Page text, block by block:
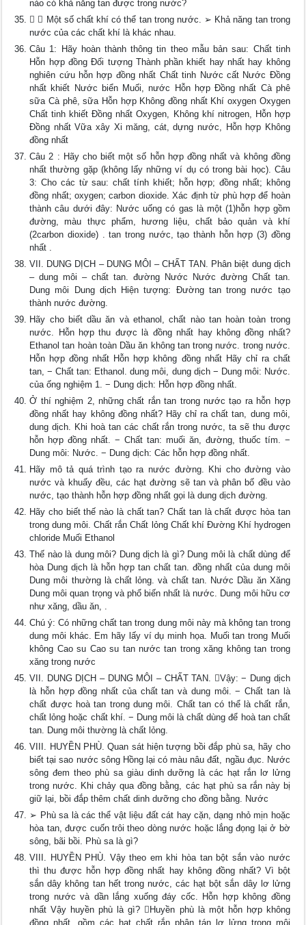
nào có khả năng tan được trong nước?
 ➢ Một số chất khí có thể tan trong nước. ➢ Khả năng tan trong
nước của các chất khí là khác nhau.
Câu 1: Hãy hoàn thành thông tin theo mẫu bản sau: Chất tinh
Hỗn hợp đồng Đối tượng Thành phần khiết hay nhất hay không
nghiên cứu hỗn hợp đồng nhất Chất tinh Nước cất Nước Đồng
nhất khiết Nước biển Muối, nước Hỗn hợp Đồng nhất Cà phê
sữa Cà phê, sữa Hỗn hợp Không đồng nhất Khí oxygen Oxygen
Chất tinh khiết Đồng nhất Oxygen, Không khí nitrogen, Hỗn hợp
Đồng nhất Vữa xây Xi măng, cát, dựng nước, Hỗn hợp Không
đồng nhất
Câu 2 : Hãy cho biết một số hỗn hợp đồng nhất và không đồng
nhất thường gặp (không lấy những ví dụ có trong bài học). Câu
3: Cho các từ sau: chất tính khiết; hỗn hợp; đồng nhất; không
đồng nhất; oxygen; carbon dioxide. Xác định từ phù hợp để hoàn
thành câu dưới đây: Nước uống có gas là một (1)hỗn hợp gồm
đường, màu thực phẩm, hương liệu, chất bảo quản và khí
(2carbon dioxide) . tan trong nước, tạo thành hỗn hợp (3) đồng
nhất .
VII. DUNG DỊCH – DUNG MÔI – CHẤT TAN. Phân biệt dung dịch
– dung môi – chất tan. đường Nước Nước đường Chất tan.
Dung môi Dung dịch Hiện tượng: Đường tan trong nước tạo
thành nước đường.
Hãy cho biết dầu ăn và ethanol, chất nào tan hoàn toàn trong
nước. Hỗn hợp thu được là đồng nhất hay không đồng nhất?
Ethanol tan hoàn toàn Dầu ăn không tan trong nước. trong nước.
Hỗn hợp đồng nhất Hỗn hợp không đồng nhất Hãy chỉ ra chất
tan, − Chất tan: Ethanol. dung môi, dung dịch − Dung môi: Nước.
của ống nghiệm 1. − Dung dịch: Hỗn hợp đồng nhất.
Ở thí nghiệm 2, những chất rắn tan trong nước tạo ra hỗn hợp
đồng nhất hay không đồng nhất? Hãy chỉ ra chất tan, dung môi,
dung dịch. Khi hoà tan các chất rắn trong nước, ta sẽ thu được
hỗn hợp đồng nhất. − Chất tan: muối ăn, đường, thuốc tím. −
Dung môi: Nước. − Dung dịch: Các hỗn hợp đồng nhất.
Hãy mô tả quá trình tạo ra nước đường. Khi cho đường vào
nước và khuấy đều, các hạt đường sẽ tan và phân bố đều vào
nước, tạo thành hỗn hợp đồng nhất gọi là dung dịch đường.
Hãy cho biết thế nào là chất tan? Chất tan là chất được hòa tan
trong dung môi. Chất rắn Chất lỏng Chất khí Đường Khí hydrogen
chloride Muối Ethanol
Thế nào là dung môi? Dung dịch là gì? Dung môi là chất dùng để
hòa Dung dịch là hỗn hợp tan chất tan. đồng nhất của dung môi
Dung môi thường là chất lỏng. và chất tan. Nước Dầu ăn Xăng
Dung môi quan trọng và phổ biến nhất là nước. Dung môi hữu cơ
như xăng, dầu ăn, .
Chú ý: Có những chất tan trong dung môi này mà không tan trong
dung môi khác. Em hãy lấy ví dụ minh họa. Muối tan trong Muối
không Cao su Cao su tan nước tan trong xăng không tan trong
xăng trong nước
VII. DUNG DỊCH – DUNG MÔI – CHẤT TAN. Vậy: − Dung dịch
là hỗn hợp đồng nhất của chất tan và dung môi. − Chất tan là
chất được hoà tan trong dung môi. Chất tan có thể là chất rắn,
chất lỏng hoặc chất khí. − Dung môi là chất dùng để hoà tan chất
tan. Dung môi thường là chất lỏng.
VIII. HUYỀN PHÙ. Quan sát hiện tượng bồi đắp phù sa, hãy cho
biết tại sao nước sông Hồng lại có màu nâu đất, ngầu đục. Nước
sông đem theo phù sa giàu dinh dưỡng là các hạt rắn lơ lửng
trong nước. Khi chảy qua đồng bằng, các hạt phù sa rắn này bị
giữ lại, bồi đắp thêm chất dinh dưỡng cho đồng bằng. Nước
➢ Phù sa là các thể vật liệu đất cát hay cặn, dạng nhỏ mịn hoặc
hòa tan, được cuốn trôi theo dòng nước hoặc lắng đọng lại ở bờ
sông, bãi bồi. Phù sa là gì?
VIII. HUYỀN PHÙ. Vậy theo em khi hòa tan bột sắn vào nước
thì thu được hỗn hợp đồng nhất hay không đồng nhất? Vì bột
sắn dây không tan hết trong nước, các hạt bột sắn dây lơ lửng
trong nước và dần lắng xuống đáy cốc. Hỗn hợp không đồng
nhất Vậy huyền phù là gì? Huyền phù là một hỗn hợp không
đồng nhất, gồm các hạt chất rắn phân tán lơ lửng trong môi